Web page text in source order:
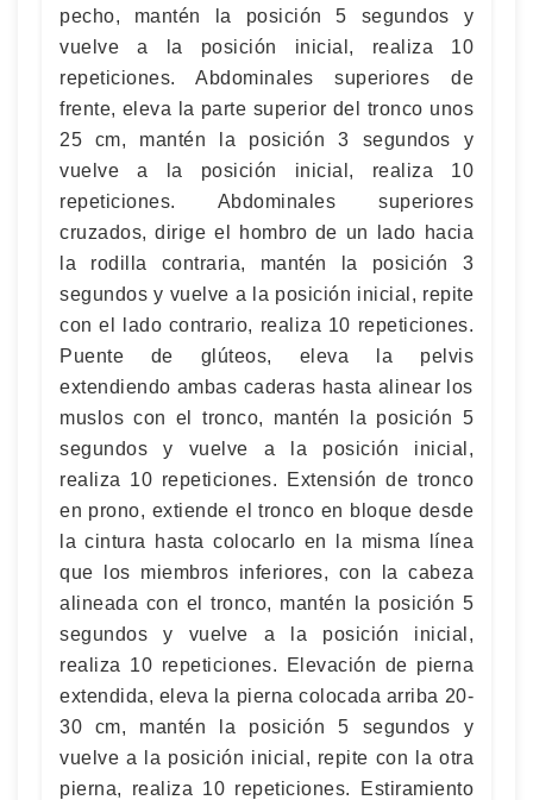
pecho, mantén la posición 5 segundos y
vuelve a la posición inicial, realiza 10
repeticiones. Abdominales superiores de
frente, eleva la parte superior del tronco unos
25 cm, mantén la posición 3 segundos y
vuelve a la posición inicial, realiza 10
repeticiones. Abdominales superiores
cruzados, dirige el hombro de un lado hacia
la rodilla contraria, mantén la posición 3
segundos y vuelve a la posición inicial, repite
con el lado contrario, realiza 10 repeticiones.
Puente de glúteos, eleva la pelvis
extendiendo ambas caderas hasta alinear los
muslos con el tronco, mantén la posición 5
segundos y vuelve a la posición inicial,
realiza 10 repeticiones. Extensión de tronco
en prono, extiende el tronco en bloque desde
la cintura hasta colocarlo en la misma línea
que los miembros inferiores, con la cabeza
alineada con el tronco, mantén la posición 5
segundos y vuelve a la posición inicial,
realiza 10 repeticiones. Elevación de pierna
extendida, eleva la pierna colocada arriba 20-
30 cm, mantén la posición 5 segundos y
vuelve a la posición inicial, repite con la otra
pierna, realiza 10 repeticiones. Estiramiento